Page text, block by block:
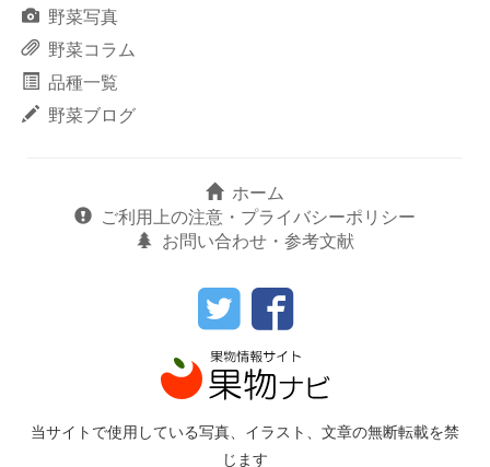
野菜写真
野菜コラム
品種一覧
野菜ブログ
ホーム
ご利用上の注意・プライバシーポリシー
お問い合わせ・参考文献
当サイトで使用している写真、イラスト、文章の無断転載を禁
じます